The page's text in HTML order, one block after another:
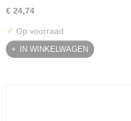
€ 24,74
✓ Op voorraad
IN WINKELWAGEN